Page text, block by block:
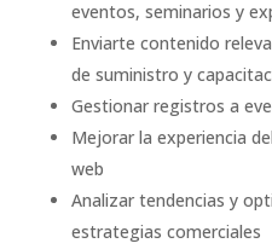
eventos, seminarios y
Enviarte contenido
de suministro y
Gestionar registros a
Mejorar la experiencia
web
Analizar tendencias y
estrategias comerciales